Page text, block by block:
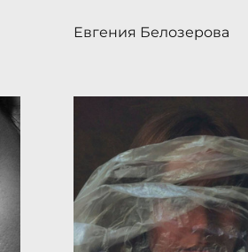
Евгения Белозерова